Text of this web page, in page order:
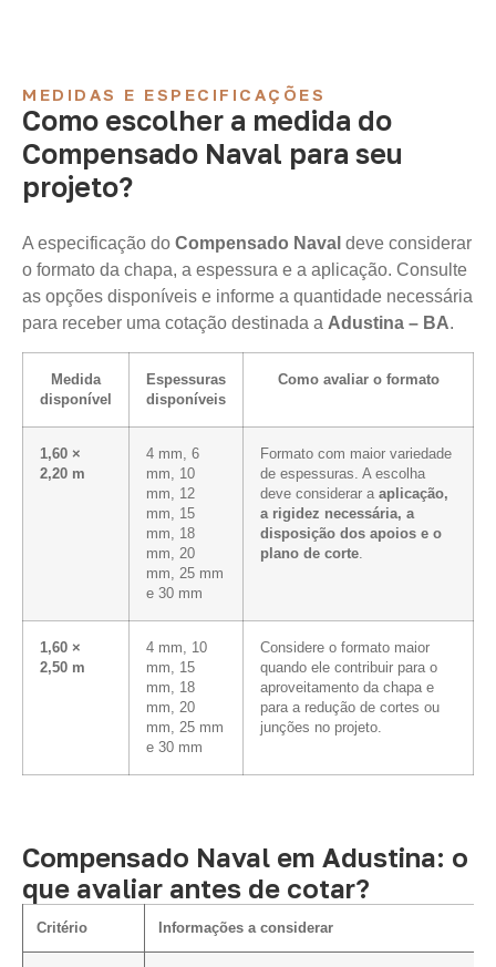
MEDIDAS E ESPECIFICAÇÕES
Como escolher a medida do
Compensado Naval para seu
projeto?
A especificação do Compensado Naval deve considerar
o formato da chapa, a espessura e a aplicação. Consulte
as opções disponíveis e informe a quantidade necessária
para receber uma cotação destinada a Adustina – BA.
Medida
disponível
Espessuras
disponíveis
Como avaliar o formato
1,60 ×
2,20 m
4 mm, 6
mm, 10
mm, 12
mm, 15
mm, 18
mm, 20
mm, 25 mm
e 30 mm
Formato com maior variedade
de espessuras. A escolha
deve considerar a aplicação,
a rigidez necessária, a
disposição dos apoios e o
plano de corte.
1,60 ×
2,50 m
4 mm, 10
mm, 15
mm, 18
mm, 20
mm, 25 mm
e 30 mm
Considere o formato maior
quando ele contribuir para o
aproveitamento da chapa e
para a redução de cortes ou
junções no projeto.
Compensado Naval em Adustina: o
que avaliar antes de cotar?
Critério Informações a considerar